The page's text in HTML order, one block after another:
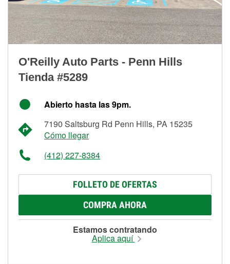
O'Reilly Auto Parts - Penn Hills
Tienda #5289
Abierto hasta las 9pm.
7190 Saltsburg Rd Penn Hills, PA 15235
Cómo llegar
(412) 227-8384
FOLLETO DE OFERTAS
COMPRA AHORA
Estamos contratando
Aplica aquí